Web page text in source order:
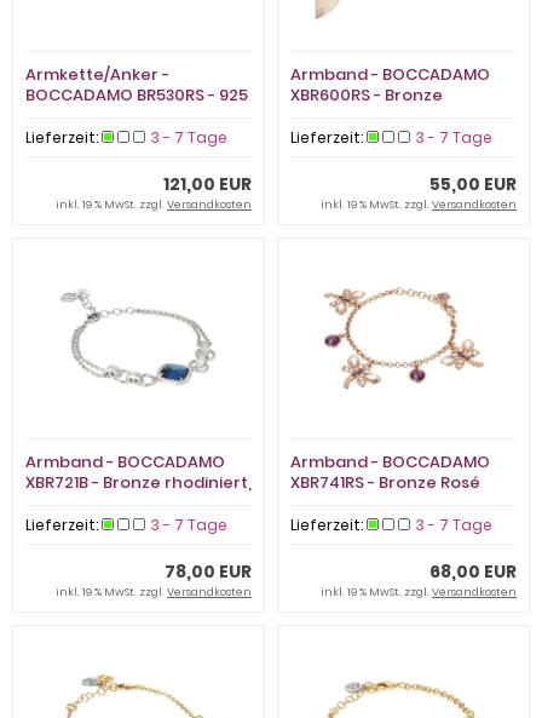
Armkette/Anker -
BOCCADAMO BR530RS - 925
Lieferzeit: 3 - 7 Tage
121,00 EUR
inkl. 19 % MwSt. zzgl.Versandkosten
Armband - BOCCADAMO
XBR600RS - Bronze
Stein
Lieferzeit: 3 - 7 Tage
55,00 EUR
inkl. 19 % MwSt. zzgl.Versandkosten
Armband - BOCCADAMO
XBR721B - Bronze rhodiniert,
Lieferzeit: 3 - 7 Tage
78,00 EUR
inkl. 19 % MwSt. zzgl.Versandkosten
Armband - BOCCADAMO
XBR741RS - Bronze Rosé
Lieferzeit: 3 - 7 Tage
68,00 EUR
inkl. 19 % MwSt. zzgl.Versandkosten